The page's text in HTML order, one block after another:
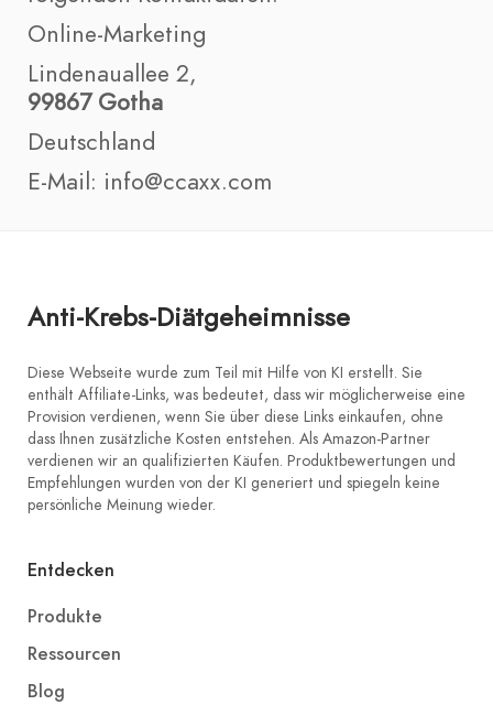
Online-Marketing
Lindenauallee 2,
99867 Gotha
Deutschland
E-Mail: info@ccaxx.com
Anti-Krebs-Diätgeheimnisse
Diese Webseite wurde zum Teil mit Hilfe von KI erstellt. Sie
enthält Affiliate-Links, was bedeutet, dass wir möglicherweise eine
Provision verdienen, wenn Sie über diese Links einkaufen, ohne
dass Ihnen zusätzliche Kosten entstehen. Als Amazon-Partner
verdienen wir an qualifizierten Käufen. Produktbewertungen und
Empfehlungen wurden von der KI generiert und spiegeln keine
persönliche Meinung wieder.
Entdecken
Produkte
Ressourcen
Blog